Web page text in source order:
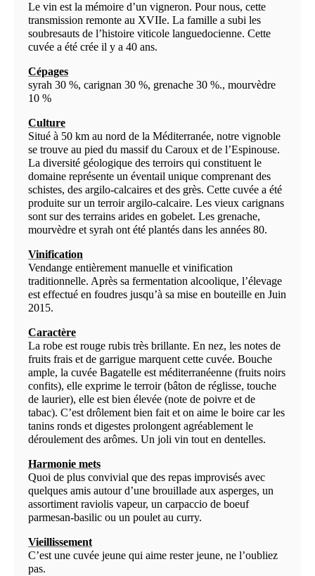
Le vin est la mémoire d’un vigneron. Pour nous, cette
transmission remonte au XVIIe. La famille a subi les
soubresauts de l’histoire viticole languedocienne. Cette
cuvée a été crée il y a 40 ans.
Cépages
syrah 30 %, carignan 30 %, grenache 30 %., mourvèdre
10 %
Culture
Situé à 50 km au nord de la Méditerranée, notre vignoble
se trouve au pied du massif du Caroux et de l’Espinouse.
La diversité géologique des terroirs qui constituent le
domaine représente un éventail unique comprenant des
schistes, des argilo-calcaires et des grès. Cette cuvée a été
produite sur un terroir argilo-calcaire. Les vieux carignans
sont sur des terrains arides en gobelet. Les grenache,
mourvèdre et syrah ont été plantés dans les années 80.
Vinification
Vendange entièrement manuelle et vinification
traditionnelle. Après sa fermentation alcoolique, l’élevage
est effectué en foudres jusqu’à sa mise en bouteille en Juin
2015.
Caractère
La robe est rouge rubis très brillante. En nez, les notes de
fruits frais et de garrigue marquent cette cuvée. Bouche
ample, la cuvée Bagatelle est méditerranéenne (fruits noirs
confits), elle exprime le terroir (bâton de réglisse, touche
de laurier), elle est bien élevée (note de poivre et de
tabac). C’est drôlement bien fait et on aime le boire car les
tanins ronds et digestes prolongent agréablement le
déroulement des arômes. Un joli vin tout en dentelles.
Harmonie mets
Quoi de plus convivial que des repas improvisés avec
quelques amis autour d’une brouillade aux asperges, un
assortiment raviolis vapeur, un carpaccio de boeuf
parmesan-basilic ou un poulet au curry.
Vieillissement
C’est une cuvée jeune qui aime rester jeune, ne l’oubliez
pas.